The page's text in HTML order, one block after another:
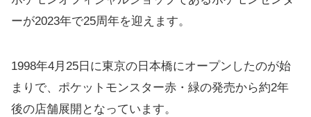
ーが2023年で25周年を迎えます。
1998年4月25日に東京の日本橋にオープンしたのが始
まりで、ポケットモンスター赤・緑の発売から約2年
後の店舗展開となっています。